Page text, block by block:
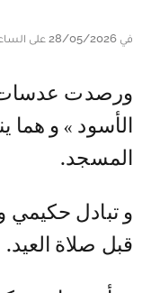
في 28/05/2026 على الساعة 12:00
و رصدت عدسات الكاميرا، الخليفي و عميد «
الأسود » و هما
المسجد.
و تبادل حكيمي
قبل صلاة العيد.